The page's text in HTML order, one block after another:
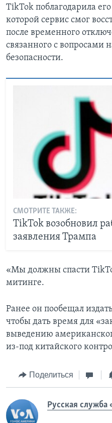
TikTok поблагодарила
которой сервис смог
после временного
связанного с вопросами
безопасности.
СМОТРИТЕ ТАКЖЕ:
TikTok возобновил
заявления Трампа
«Мы должны спасти
митинге.
Ранее он пообещал
чтобы дать время для
выведению
из-под китайского
Поделиться
Русская служба